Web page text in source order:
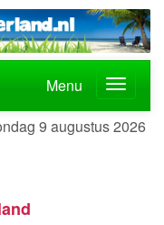
Menu
9 augustus 2026